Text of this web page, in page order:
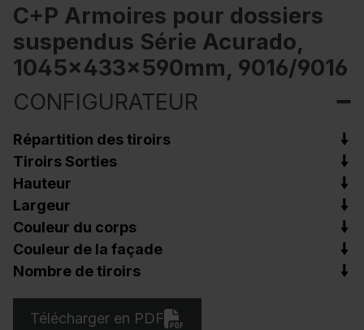
C+P Armoires pour dossiers
suspendus Série Acurado,
1045x433x590mm, 9016/9016
CONFIGURATEUR
Répartition des tiroirs
Tiroirs Sorties
Hauteur
Largeur
Couleur du corps
Couleur de la façade
Nombre de tiroirs
Télécharger en PDF